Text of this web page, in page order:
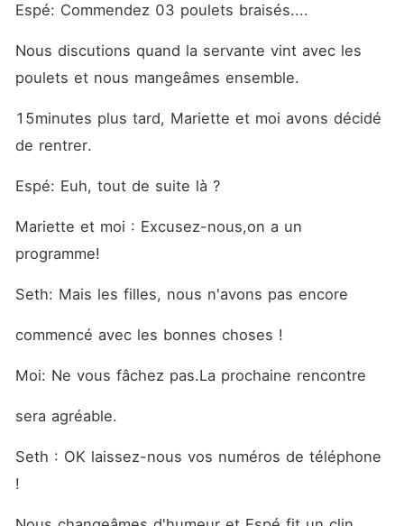
Espé: Commendez 03 poulets braisés....
Nous discutions quand la servante vint avec les
poulets et nous mangeâmes ensemble.
15minutes plus tard, Mariette et moi avons décidé
de rentrer.
Espé: Euh, tout de suite là ?
Mariette et moi : Excusez-nous,on a un
programme!
Seth: Mais les filles, nous n'avons pas encore
commencé avec les bonnes choses !
Moi: Ne vous fâchez pas.La prochaine rencontre
sera agréable.
Seth : OK laissez-nous vos numéros de téléphone
!